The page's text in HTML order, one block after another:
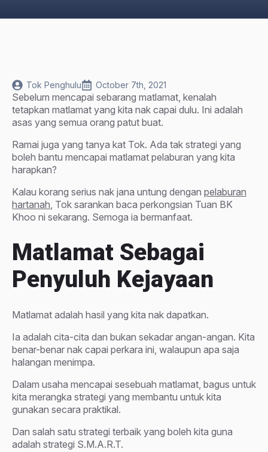
Tok Penghulu October 7th, 2021
Sebelum mencapai sebarang matlamat, kenalah
tetapkan matlamat yang kita nak capai dulu. Ini adalah
asas yang semua orang patut buat.
Ramai juga yang tanya kat Tok. Ada tak strategi yang
boleh bantu mencapai matlamat pelaburan yang kita
harapkan?
Kalau korang serius nak jana untung dengan pelaburan
hartanah, Tok sarankan baca perkongsian Tuan BK
Khoo ni sekarang. Semoga ia bermanfaat.
Matlamat Sebagai
Penyuluh Kejayaan
Matlamat adalah hasil yang kita nak dapatkan.
Ia adalah cita-cita dan bukan sekadar angan-angan. Kita
benar-benar nak capai perkara ini, walaupun apa saja
halangan menimpa.
Dalam usaha mencapai sesebuah matlamat, bagus untuk
kita merangka strategi yang membantu untuk kita
gunakan secara praktikal.
Dan salah satu strategi terbaik yang boleh kita guna
adalah strategi S.M.A.R.T.